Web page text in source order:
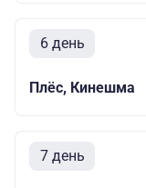
6 день
Плёс, Кинешма
7 день